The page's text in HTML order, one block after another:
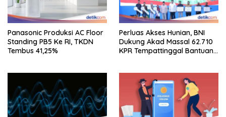
Panasonic Produksi AC Floor
Standing PB5 Ke RI, TKDN
Tembus 41,25%
Perluas Akses Hunian, BNI
Dukung Akad Massal 62.710
KPR Tempattinggal Bantuan